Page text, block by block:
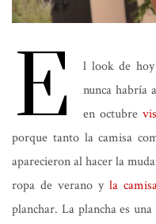
E l look de
nunca habría
en octubre
porque tanto la camisa
aparecieron al hacer la
ropa de verano yla
planchar. La plancha es